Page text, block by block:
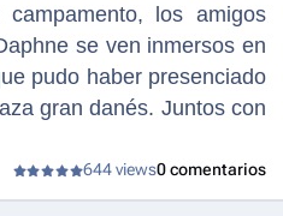
los amigos
se ven inmersos en
pudo haber presenciado
gran danés. Juntos con
se proponen resolver el
amenaza con revelar
644 views0 comentarios